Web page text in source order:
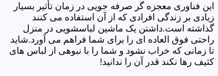
این فناوری معجزه گر صرفه جویی در زمان تأثیر بسیار
زیادی بر زندگی افرادی که از آن استفاده می کنند
گذاشته است.داشتن یک ماشین لباسشویی در منزل
راحتی فوق العاده ای را برای شما فراهم می آورد.شاید
تا زمانی که خراب نشود و شما را با نبوهی از لباس های
کثیف رها نکند قدر آن را ندانید!